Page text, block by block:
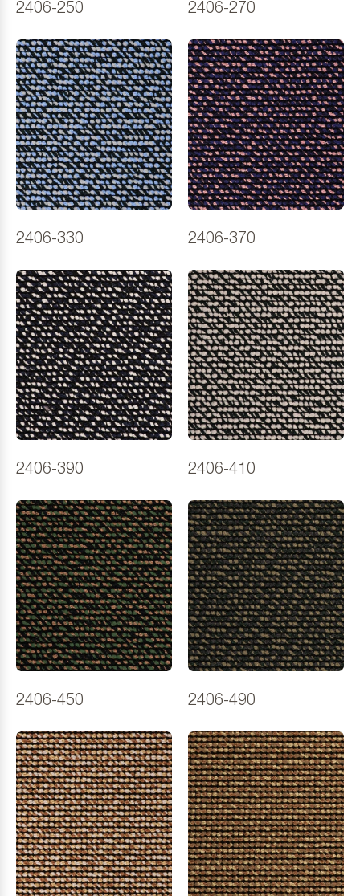
2406-250 2406-270
2406-330 2406-370
2406-390 2406-410
2406-450 2406-490